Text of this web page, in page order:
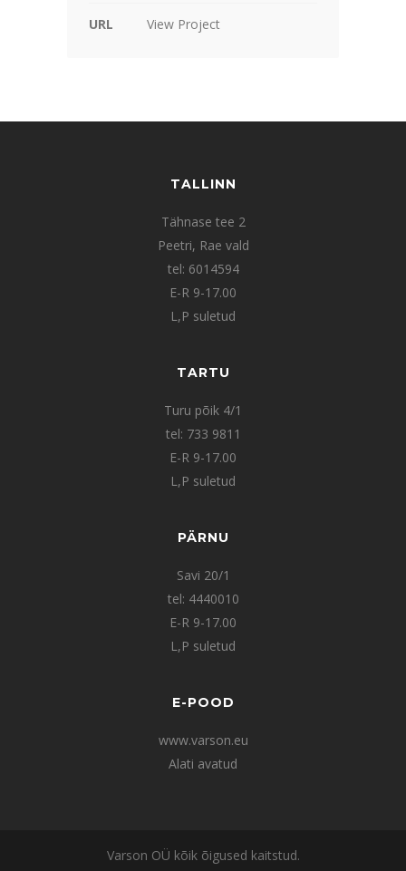
URL View Project
TALLINN
Tähnase tee 2
Peetri, Rae vald
tel: 6014594
E-R 9-17.00
L,P suletud
TARTU
Turu põik 4/1
tel: 733 9811
E-R 9-17.00
L,P suletud
PÄRNU
Savi 20/1
tel: 4440010
E-R 9-17.00
L,P suletud
E-POOD
www.varson.eu
Alati avatud
Varson OÜ kõik õigused kaitstud.